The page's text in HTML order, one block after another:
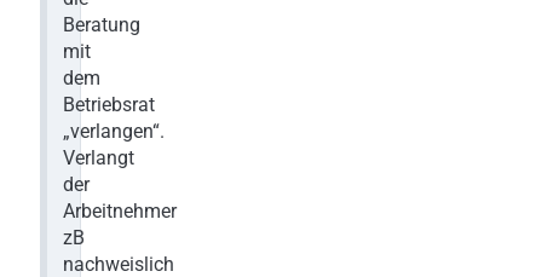
Beratung
mit
dem
Betriebsrat
„verlangen“.
Verlangt
der
Arbeitnehmer
zB
nachweislich